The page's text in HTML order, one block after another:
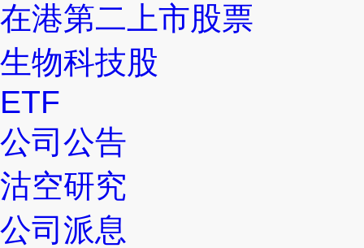
在港第二上市股票
生物科技股
ETF
公司公告
沽空研究
公司派息